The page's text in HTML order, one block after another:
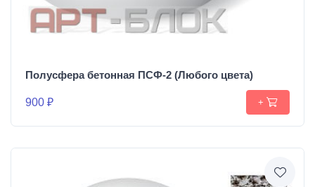
Полусфера бетонная ПСФ-2 (Любого цвета)
900 ₽ +